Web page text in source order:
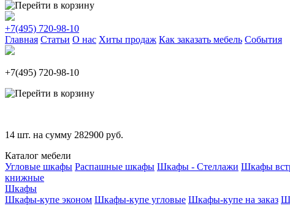
+7(495) 720-98-10
Главная Статьи О нас Хиты продаж Как заказать мебель События
+7(495) 720-98-10
14 шт. на сумму 282900 руб.
Каталог мебели
Угловые шкафы Распашные шкафы Шкафы - Стеллажи Шкафы
книжные
Шкафы
Шкафы-купе эконом Шкафы-купе угловые Шкафы-купе на заказ